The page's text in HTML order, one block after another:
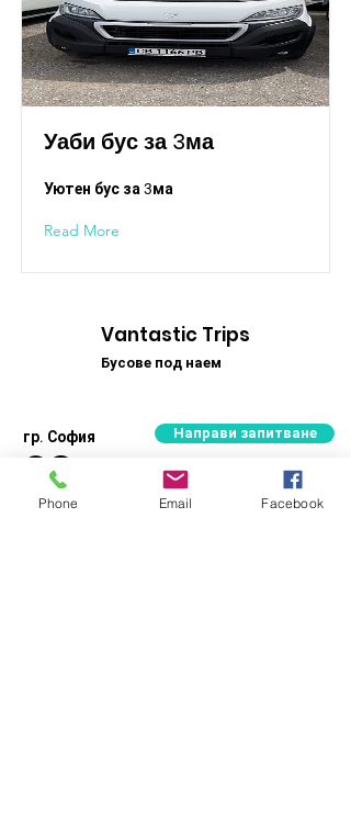
Уаби бус за 3ма
Уютен бус за 3ма
Read More
Vantastic Trips
Бусове под наем
гр. София Направи запитване
Phone Email Facebook